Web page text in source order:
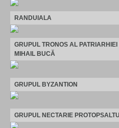
RANDUIALA
GRUPUL TRONOS AL
MIHAIL BUCĂ
GRUPUL BYZANTION
GRUPUL NECTARIE